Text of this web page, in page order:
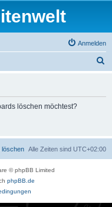
Anmelden
löschen möchtest?
Alle Zeiten sind UTC+02:00
löschen
© phpBB Limited
phpBB.de